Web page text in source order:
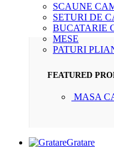
SCAUNE
SETURI DE
BUCATARIE
MESE
PATURI
FEATURED
MASA
Gratare